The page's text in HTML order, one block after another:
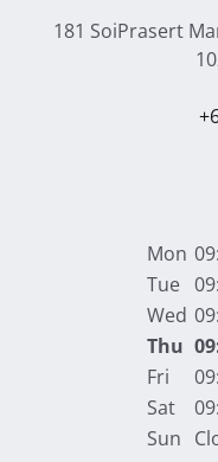
181 SoiPrasert
Mon
Tue
Wed
Thu
Fri
Sat
Sun